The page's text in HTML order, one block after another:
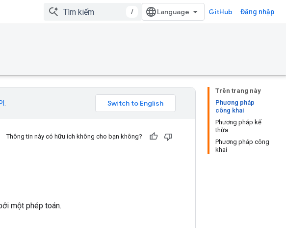
/ GitHub Đăng nhập
Trên trang này
Phương pháp
công khai
Phương pháp kế
thừa
Phương pháp công
khai
Thông tin này có hữu ích không cho bạn không?
một phép toán.